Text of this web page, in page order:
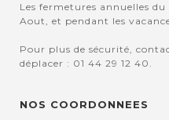
Les fermetures annuelles
Aout, et pendant les
Pour plus de sécurité,
déplacer : 01 44 29 12 40.
NOS COORDONNEES